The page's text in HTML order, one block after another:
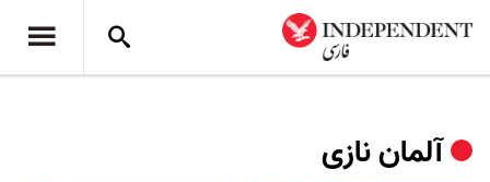
آلمان نازی